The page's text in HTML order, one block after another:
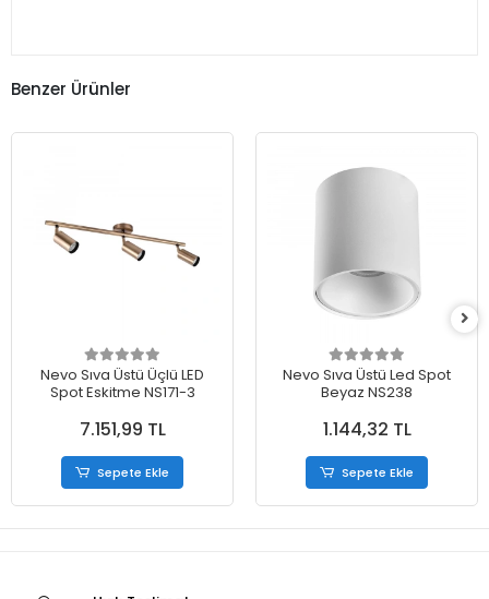
Benzer Ürünler
Nevo Sıva Üstü Üçlü LED
Spot Eskitme NS171-3
7.151,99 TL
Sepete Ekle
Nevo Sıva Üstü Led Spot
Beyaz NS238
1.144,32 TL
Sepete Ekle